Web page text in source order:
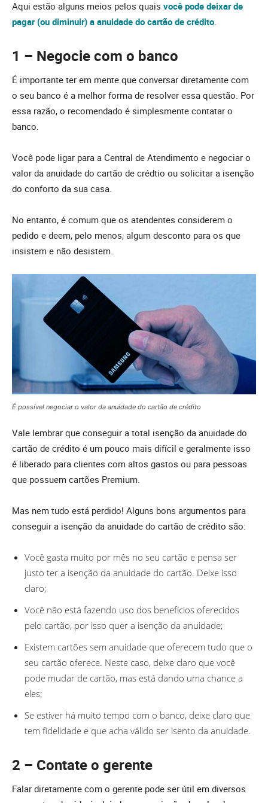
Aqui estão alguns meios pelos quais você pode deixar de
pagar (ou diminuir) a anuidade do cartão de crédito
1 – Negocie com o banco
É importante ter em mente que conversar diretamente com
o seu banco é a melhor forma de resolver essa questão. Por
essa razão, o recomendado é simplesmente contatar o
banco.
Você pode ligar para a Central de Atendimento e negociar o
valor da anuidade do cartão de crédtio ou solicitar a isenção
do conforto da sua casa.
No entanto, é comum que os atendentes considerem o
pedido e deem, pelo menos, algum desconto para os que
insistem e não desistem.
É possível negociar o valor da anuidade do cartão de crédito
Vale lembrar que conseguir a total isenção da anuidade do
cartão de crédito é um pouco mais difícil e geralmente isso
é liberado para clientes com altos gastos ou para pessoas
que possuem cartões Premium.
Mas nem tudo está perdido! Alguns bons argumentos para
conseguir a isenção da anuidade do cartão de crédito são:
Você gasta muito por mês no seu cartão e pensa ser
justo ter a isenção da anuidade do cartão. Deixe isso
claro;
Você não está fazendo uso dos benefícios oferecidos
pelo cartão, por isso quer a isenção da anuidade;
Existem cartões sem anuidade que oferecem tudo que o
seu cartão oferece. Neste caso, deixe claro que você
pode mudar de cartão, mas está dando uma chance a
eles;
Se estiver há muito tempo com o banco, deixe claro que
tem fidelidade e que acha válido ser isento da anuidade.
2 – Contate o gerente
Falar diretamente com o gerente pode ser útil em diversos